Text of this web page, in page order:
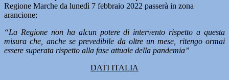
Regione Marche da lunedì 7 febbraio 2022 passerà in zona
arancione:
“La Regione non ha alcun potere di intervento rispetto a questa
misura che, anche se prevedibile da oltre un mese, ritengo ormai
essere superata rispetto alla fase attuale della pandemia”
DATI ITALIA